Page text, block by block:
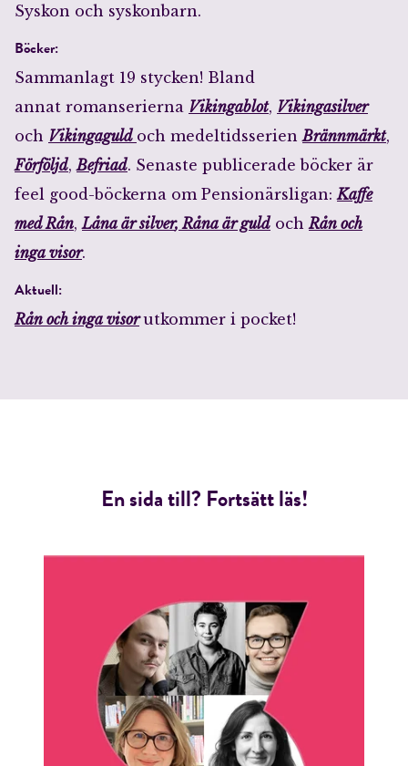
Syskon och syskonbarn.
Böcker:
Sammanlagt 19 stycken! Bland
annat romanserierna Vikingablot, Vikingasilver
och Vikingaguld och medeltidsserienBrännmärkt,
Förföljd,Befriad. Senaste publicerade böcker är
feel good-böckerna om Pensionärsligan: Kaffe
med Rån, Låna är silver, Råna är guld och Rån och
inga visor.
Aktuell:
Rån och inga visor utkommer i pocket!
En sida till? Fortsätt läs!